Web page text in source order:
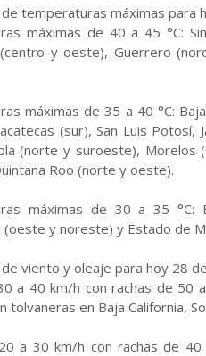
temperaturas máximas para
máximas de 40 a 45 °C:
(centro y oeste), Guerrero
máximas de 35 a 40 °C:
(sur), San Luis
(norte y suroeste), Morelos
Roo (norte y oeste).
máximas de 30 a 35 °C:
(oeste y noreste) y Estado de
viento y oleaje para hoy 28
a 40 km/h con rachas de 50
tolvaneras en Baja California,
a 30 km/h con rachas de 40